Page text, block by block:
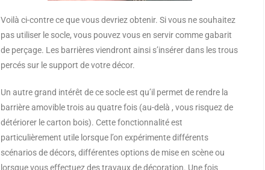
Voilà ci-contre ce que vous devriez obtenir. Si vous ne souhaitez
pas utiliser le socle, vous pouvez vous en servir comme gabarit
de perçage. Les barrières viendront ainsi s’insérer dans les trous
percés sur le support de votre décor.
Un autre grand intérêt de ce socle est qu’il permet de rendre la
barrière amovible trois au quatre fois (au-delà , vous risquez de
détériorer le carton bois). Cette fonctionnalité est
particulièrement utile lorsque l’on expérimente différents
scénarios de décors, différentes options de mise en scène ou
lorsque vous effectuez des travaux de décoration. Une fois